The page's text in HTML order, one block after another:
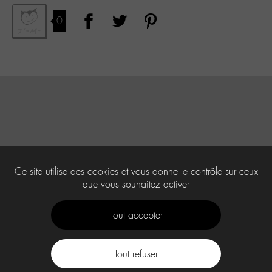
0
Ce site utilise des cookies et vous donne le contrôle sur ceux
que vous souhaitez activer
Tout accepter
Tout refuser